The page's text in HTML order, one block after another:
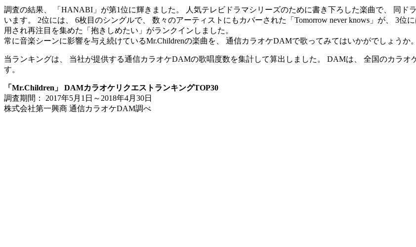
調査の結果、 「HANABI」が第1位に輝きました。 人気テレビドラマシリーズのために書き下ろした楽曲で、 同ド
います。 2位には、 6枚目のシングルで、 数々のアーティストにもカバーされた「Tomorrow never knows」が、 3
用され再注目を集めた「抱きしめたい」がランクインしました。
常に音楽シーンに影響を与え続けているMr.Childrenの楽曲を、 通信カラオケDAMで歌ってみてはいかがでしょうか。
当ランキングは、 当社が提供する通信カラオケDAMの歌唱度数を集計して算出しました。 DAMは、 全国のカラ
す。
「Mr.Children」 DAMカラオケリクエストランキングTOP30
調査期間： 2017年5月1日～2018年4月30日
株式会社第一興商 通信カラオケDAM調べ